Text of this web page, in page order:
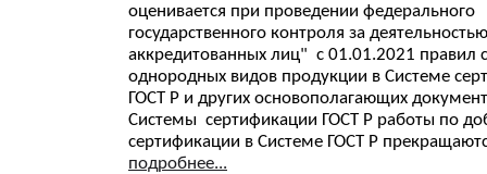
оценивается при проведении федерального
государственного контроля за деятельностью
аккредитованных лиц" с 01.01.2021 правил
однородных видов продукции в Системе
ГОСТ Р и других основополагающих
Системы сертификации ГОСТ Р работы по
сертификации в Системе ГОСТ Р
подробнее...